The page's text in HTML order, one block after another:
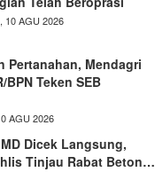
10 AGU 2026
Pertanahan, Mendagri
BPN Teken SEB
AGU 2026
Dicek Langsung,
Tinjau Rabat Beton…